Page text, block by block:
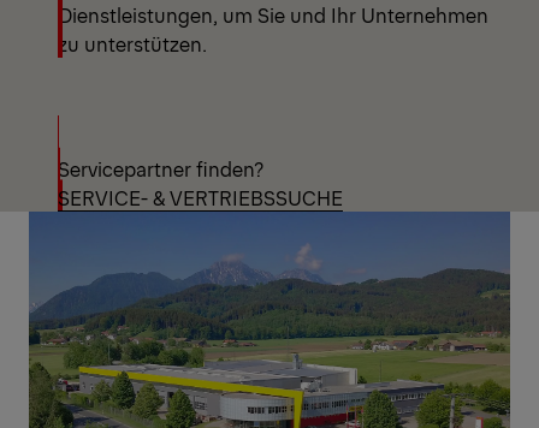
Dienstleistungen, um Sie und Ihr Unternehmen
zu unterstützen.
Servicepartner finden?
SERVICE- & VERTRIEBSSUCHE